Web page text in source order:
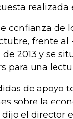
realizada
confianza de
frente al -
2013 y se
para una
de apoyo
sobre la
el director